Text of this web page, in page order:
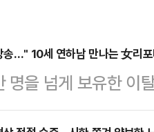
송…" 10세 연하남 만나는 女리
명을 넘게 보유한 이
의상이 화제의 중